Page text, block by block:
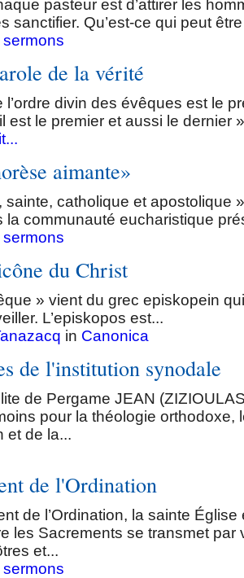
pasteur est d’attirer les
sanctifier. Qu’est-ce qui peut
de la vérité
l’ordre divin des évêques est le
est le premier et aussi le dernier
aimante»
sainte, catholique et apostolique
la communauté eucharistique
du Christ
» vient du grec episkopein
L’episkopos est...
in Canonica
de l'institution synodale
de Pergame JEAN
pour la théologie orthodoxe,
et de la...
de l'Ordination
de l’Ordination, la sainte
les Sacrements se transmet par
et...